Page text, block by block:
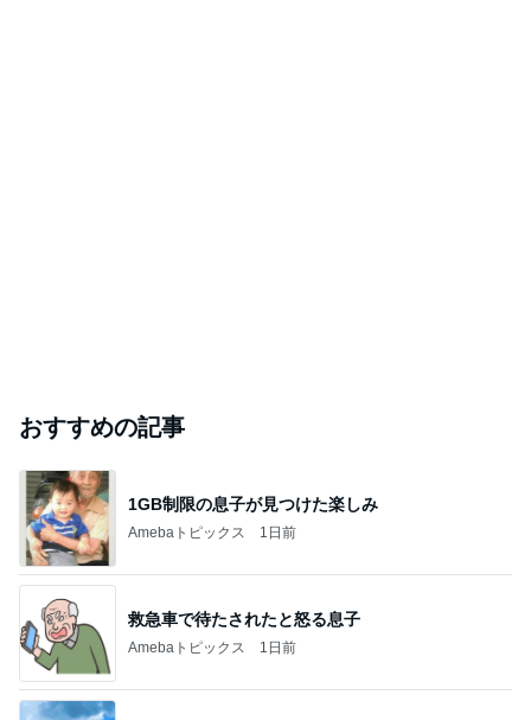
おすすめの記事
1GB制限の息子が見つけた楽しみ
Amebaトピックス 1日前
救急車で待たされたと怒る息子
Amebaトピックス 1日前